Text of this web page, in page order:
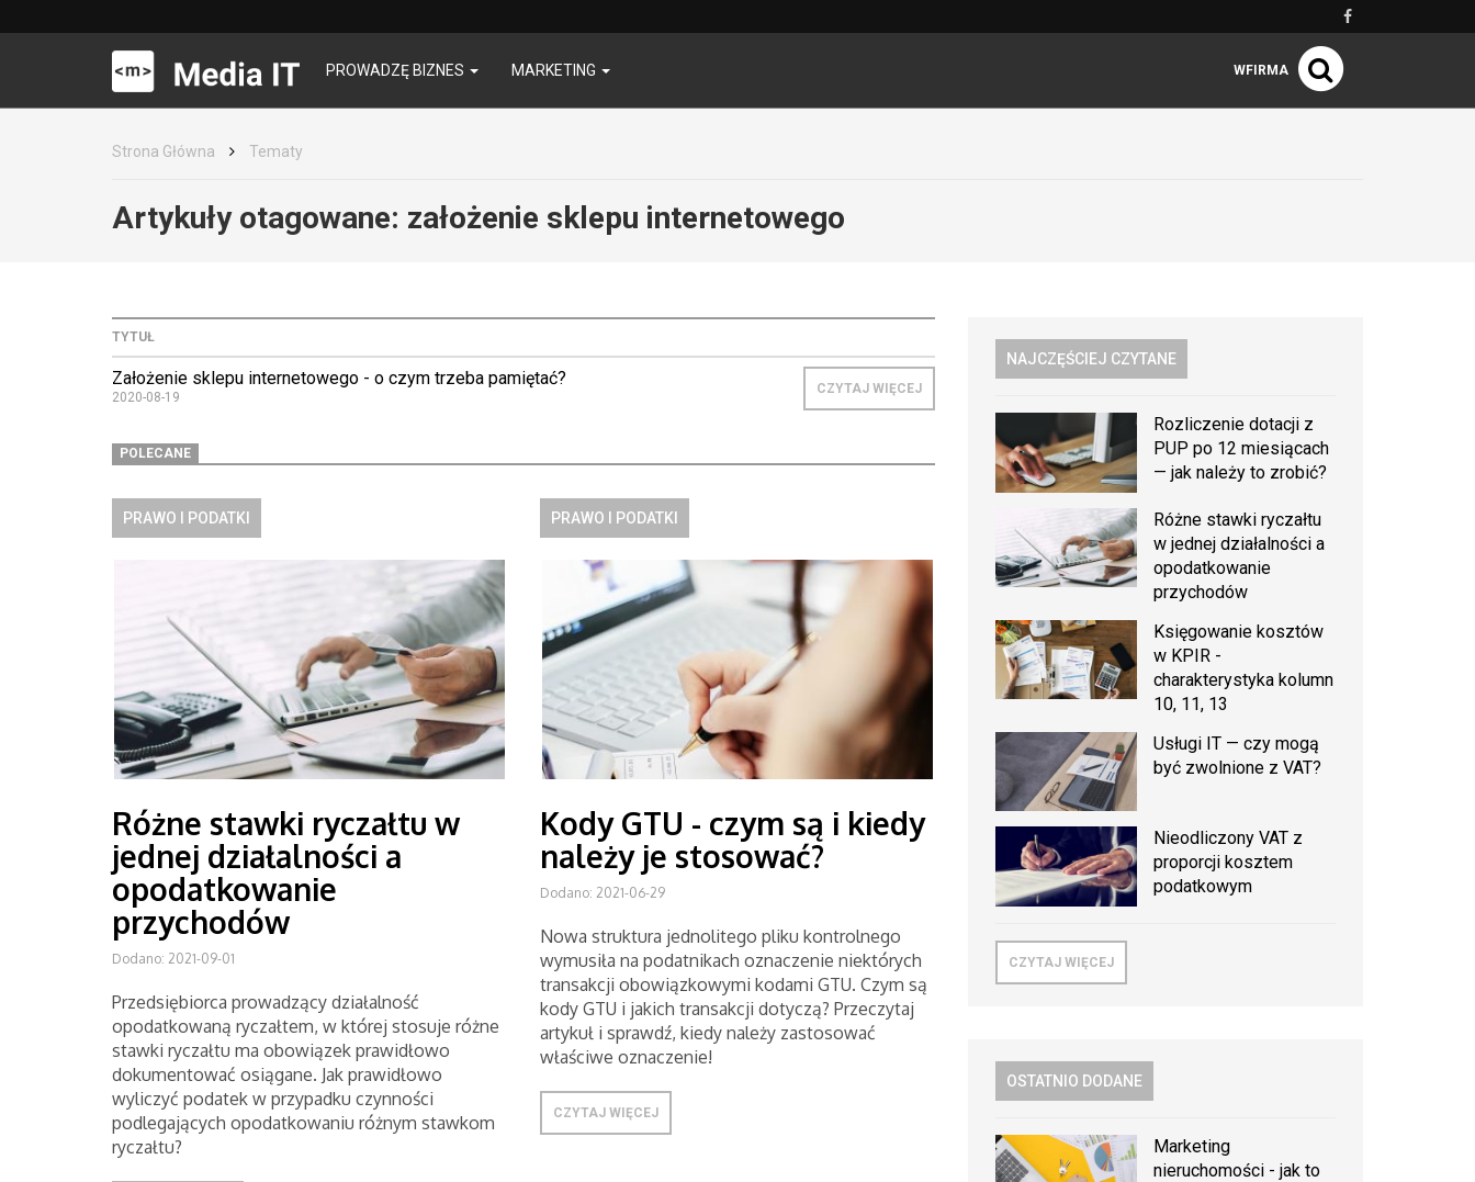
PROWADZĘ BIZNES MARKETING WFIRMA
Strona Główna Tematy
Artykuły otagowane: założenie sklepu internetowego
TYTUŁ
Założenie sklepu internetowego - o czym trzeba pamiętać?
2020-08-19
CZYTAJ WIĘCEJ
POLECANE
PRAWO I PODATKI
Różne stawki ryczałtu w
jednej działalności a
opodatkowanie
przychodów
Dodano: 2021-09-01
Przedsiębiorca prowadzący działalność
opodatkowaną ryczałtem, w której stosuje różne
stawki ryczałtu ma obowiązek prawidłowo
dokumentować osiągane. Jak prawidłowo
wyliczyć podatek w przypadku czynności
podlegających opodatkowaniu różnym stawkom
ryczałtu?
PRAWO I PODATKI
Kody GTU - czym są i kiedy
należy je stosować?
Dodano: 2021-06-29
Nowa struktura jednolitego pliku kontrolnego
wymusiła na podatnikach oznaczenie niektórych
transakcji obowiązkowymi kodami GTU. Czym są
kody GTU i jakich transakcji dotyczą? Przeczytaj
artykuł i sprawdź, kiedy należy zastosować
właściwe oznaczenie!
CZYTAJ WIĘCEJ
NAJCZĘŚCIEJ CZYTANE
Rozliczenie dotacji z
PUP po 12 miesiącach
— jak należy to zrobić?
Różne stawki ryczałtu
w jednej działalności a
opodatkowanie
przychodów
Księgowanie kosztów
w KPIR -
charakterystyka kolumn
10, 11, 13
Usługi IT — czy mogą
być zwolnione z VAT?
Nieodliczony VAT z
proporcji kosztem
podatkowym
CZYTAJ WIĘCEJ
OSTATNIO DODANE
Marketing
nieruchomości - jak to